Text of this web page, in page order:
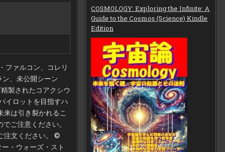
ファルコン、コレリ
、未公開シーン
製されたコアクシウ
イロットを目指すハ
は引き裂かれるこ
ご注意ください。
注文ください。 ©
・ウォーズ・スト
COSMOLOGY: Exploring the Infinite: A
Guide to the Cosmos (Science) Kindle
Edition